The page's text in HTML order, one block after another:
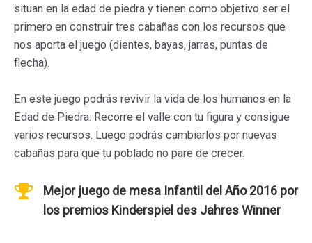
situan en la edad de piedra y tienen como objetivo ser el
primero en construir tres cabañas con los recursos que
nos aporta el juego (dientes, bayas, jarras, puntas de
flecha).
En este juego podrás revivir la vida de los humanos en la
Edad de Piedra. Recorre el valle con tu figura y consigue
varios recursos. Luego podrás cambiarlos por nuevas
cabañas para que tu poblado no pare de crecer.
Mejor juego de mesa Infantil del Año 2016 por
los premios Kinderspiel des Jahres Winner